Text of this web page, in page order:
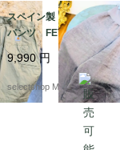
スペイン製 リネン
パンツ FETE ユニ
セックス パープル
ブラウン ピンク mi
x くすみカラー ハ
イウエスト ワイドレ
ッグ ワイドレッグ ゆ
ったりMサイズからL
9,990円
selectshop Merci.